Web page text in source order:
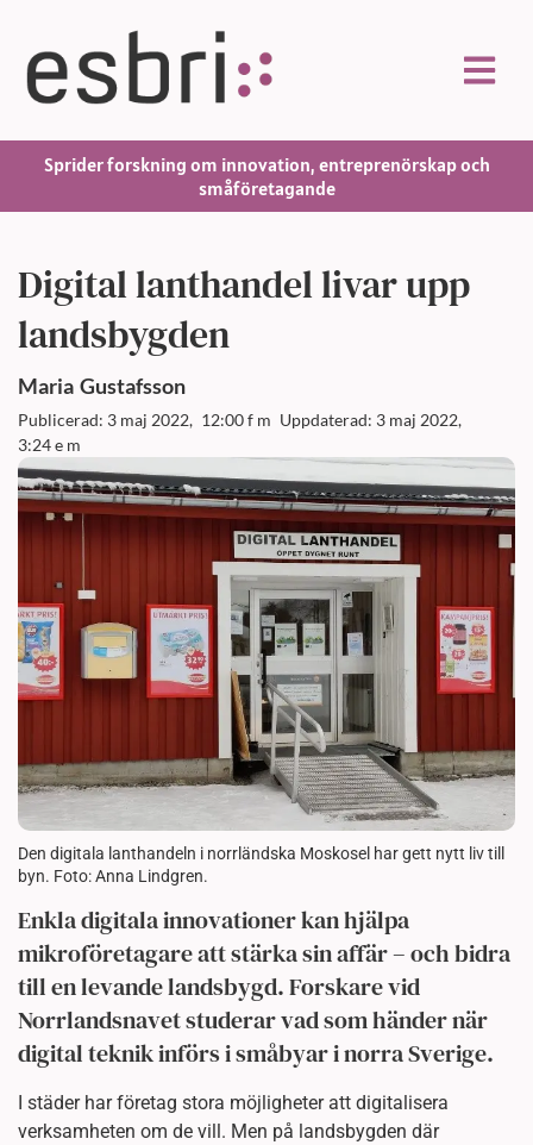
Sprider forskning om innovation, entreprenörskap och
småföretagande
Digital lanthandel livar upp
landsbygden
Maria Gustafsson
Publicerad: 3 maj 2022, 12:00 f m Uppdaterad: 3 maj 2022,
3:24 e m
Den digitala lanthandeln i norrländska Moskosel har gett nytt liv till
byn. Foto: Anna Lindgren.
Enkla digitala innovationer kan hjälpa
mikroföretagare att stärka sin affär – och bidra
till en levande landsbygd. Forskare vid
Norrlandsnavet studerar vad som händer när
digital teknik införs i småbyar i norra Sverige.
I städer har företag stora möjligheter att digitalisera
verksamheten om de vill. Men på landsbygden där